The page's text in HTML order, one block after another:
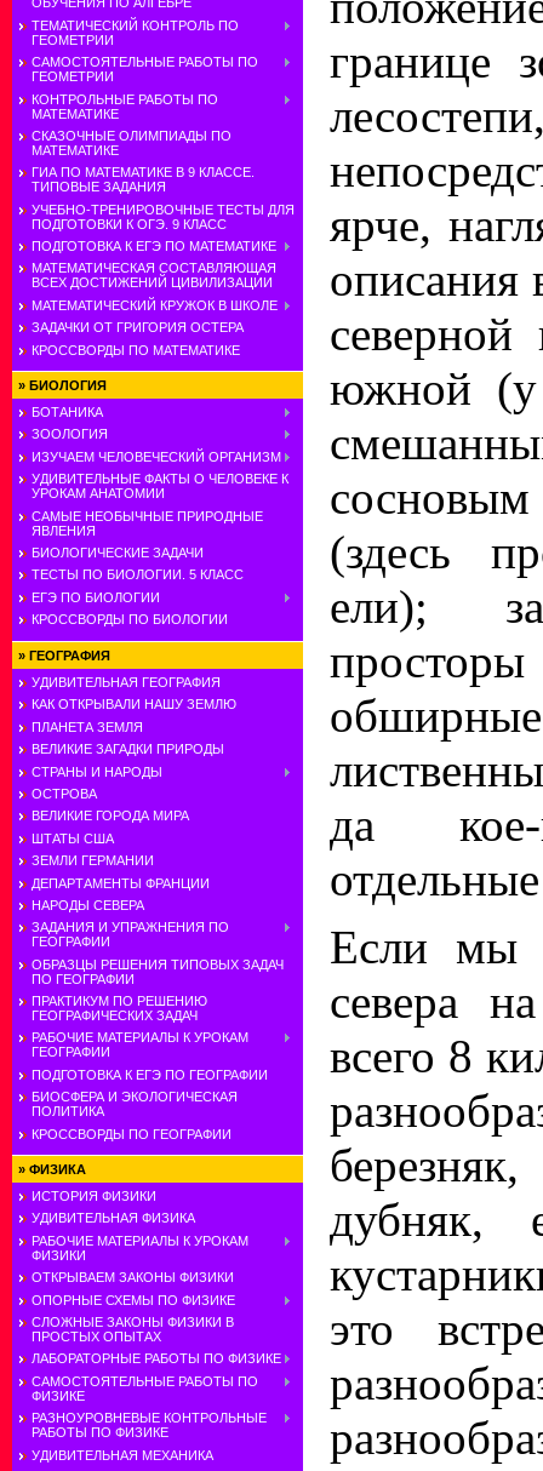
ТЕМАТИЧЕСКИЙ КОНТРОЛЬ ПО
ГЕОМЕТРИИ
САМОСТОЯТЕЛЬНЫЕ РАБОТЫ ПО
ГЕОМЕТРИИ
КОНТРОЛЬНЫЕ РАБОТЫ ПО
МАТЕМАТИКЕ
СКАЗОЧНЫЕ ОЛИМПИАДЫ ПО
МАТЕМАТИКЕ
ГИА ПО МАТЕМАТИКЕ В 9 КЛАССЕ.
ТИПОВЫЕ ЗАДАНИЯ
УЧЕБНО-ТРЕНИРОВОЧНЫЕ ТЕСТЫ ДЛЯ
ПОДГОТОВКИ К ОГЭ. 9 КЛАСС
ПОДГОТОВКА К ЕГЭ ПО МАТЕМАТИКЕ
МАТЕМАТИЧЕСКАЯ СОСТАВЛЯЮЩАЯ
ВСЕХ ДОСТИЖЕНИЙ ЦИВИЛИЗАЦИИ
МАТЕМАТИЧЕСКИЙ КРУЖОК В ШКОЛЕ
ЗАДАЧКИ ОТ ГРИГОРИЯ ОСТЕРА
КРОССВОРДЫ ПО МАТЕМАТИКЕ
» БИОЛОГИЯ
БОТАНИКА
ЗООЛОГИЯ
ИЗУЧАЕМ ЧЕЛОВЕЧЕСКИЙ ОРГАНИЗМ
УДИВИТЕЛЬНЫЕ ФАКТЫ О ЧЕЛОВЕКЕ К
УРОКАМ АНАТОМИИ
САМЫЕ НЕОБЫЧНЫЕ ПРИРОДНЫЕ
ЯВЛЕНИЯ
БИОЛОГИЧЕСКИЕ ЗАДАЧИ
ТЕСТЫ ПО БИОЛОГИИ. 5 КЛАСС
ЕГЭ ПО БИОЛОГИИ
КРОССВОРДЫ ПО БИОЛОГИИ
» ГЕОГРАФИЯ
УДИВИТЕЛЬНАЯ ГЕОГРАФИЯ
КАК ОТКРЫВАЛИ НАШУ ЗЕМЛЮ
ПЛАНЕТА ЗЕМЛЯ
ВЕЛИКИЕ ЗАГАДКИ ПРИРОДЫ
СТРАНЫ И НАРОДЫ
ОСТРОВА
ВЕЛИКИЕ ГОРОДА МИРА
ШТАТЫ США
ЗЕМЛИ ГЕРМАНИИ
ДЕПАРТАМЕНТЫ ФРАНЦИИ
НАРОДЫ СЕВЕРА
ЗАДАНИЯ И УПРАЖНЕНИЯ ПО
ГЕОГРАФИИ
ОБРАЗЦЫ РЕШЕНИЯ ТИПОВЫХ ЗАДАЧ
ПО ГЕОГРАФИИ
ПРАКТИКУМ ПО РЕШЕНИЮ
ГЕОГРАФИЧЕСКИХ ЗАДАЧ
РАБОЧИЕ МАТЕРИАЛЫ К УРОКАМ
ГЕОГРАФИИ
ПОДГОТОВКА К ЕГЭ ПО ГЕОГРАФИИ
БИОСФЕРА И ЭКОЛОГИЧЕСКАЯ
ПОЛИТИКА
КРОССВОРДЫ ПО ГЕОГРАФИИ
» ФИЗИКА
ИСТОРИЯ ФИЗИКИ
УДИВИТЕЛЬНАЯ ФИЗИКА
РАБОЧИЕ МАТЕРИАЛЫ К УРОКАМ
ФИЗИКИ
ОТКРЫВАЕМ ЗАКОНЫ ФИЗИКИ
ОПОРНЫЕ СХЕМЫ ПО ФИЗИКЕ
СЛОЖНЫЕ ЗАКОНЫ ФИЗИКИ В
ПРОСТЫХ ОПЫТАХ
ЛАБОРАТОРНЫЕ РАБОТЫ ПО ФИЗИКЕ
САМОСТОЯТЕЛЬНЫЕ РАБОТЫ ПО
ФИЗИКЕ
РАЗНОУРОВНЕВЫЕ КОНТРОЛЬНЫЕ
РАБОТЫ ПО ФИЗИКЕ
УДИВИТЕЛЬНАЯ МЕХАНИКА
границе
ярче,
описания
северной
южной (у
(здесь
ели);
да
Если мы
севера
всего 8
дубняк,
это